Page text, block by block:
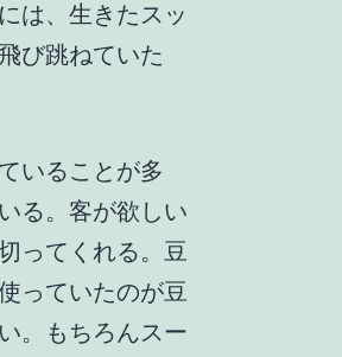
は、生きたスッ
び跳ねていた
いることが多
る。客が欲しい
ってくれる。豆
っていたのが豆
。もちろんスー